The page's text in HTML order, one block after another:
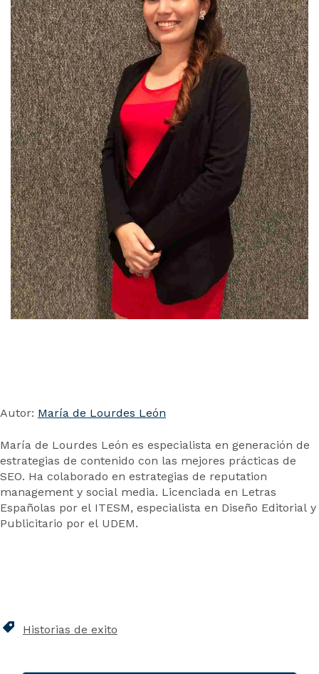
Autor: María de Lourdes León
María de Lourdes León es especialista en generación de
estrategias de contenido con las mejores prácticas de
SEO. Ha colaborado en estrategias de reputation
management y social media. Licenciada en Letras
Españolas por el ITESM, especialista en Diseño Editorial y
Publicitario por el UDEM.
Historias de exito